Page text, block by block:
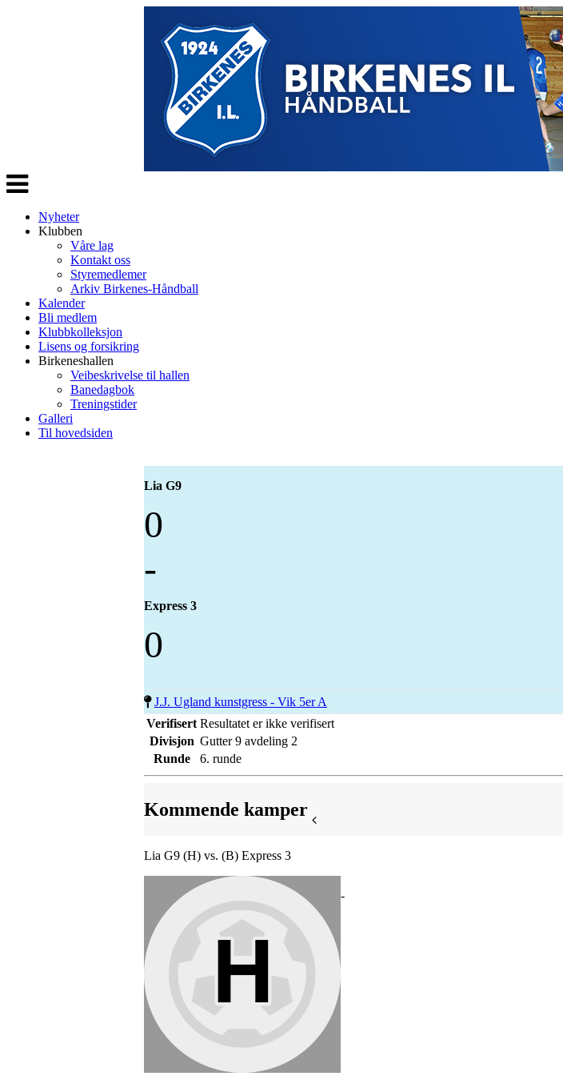
Veksle
navigasjon
Nyheter
Klubben
Våre lag
Kontakt oss
Styremedlemer
Arkiv Birkenes-Håndball
Kalender
Bli medlem
Klubbkolleksjon
Lisens og forsikring
Birkeneshallen
Veibeskrivelse til hallen
Banedagbok
Treningstider
Galleri
Til hovedsiden
Lia G9
0
-
Express 3
0
J.J. Ugland kunstgress - Vik 5er A
Verifisert Resultatet er ikke verifisert
Divisjon Gutter 9 avdeling 2
Runde
6. runde
Kommende kamper
Lia G9 (H) vs. (B) Express 3
-